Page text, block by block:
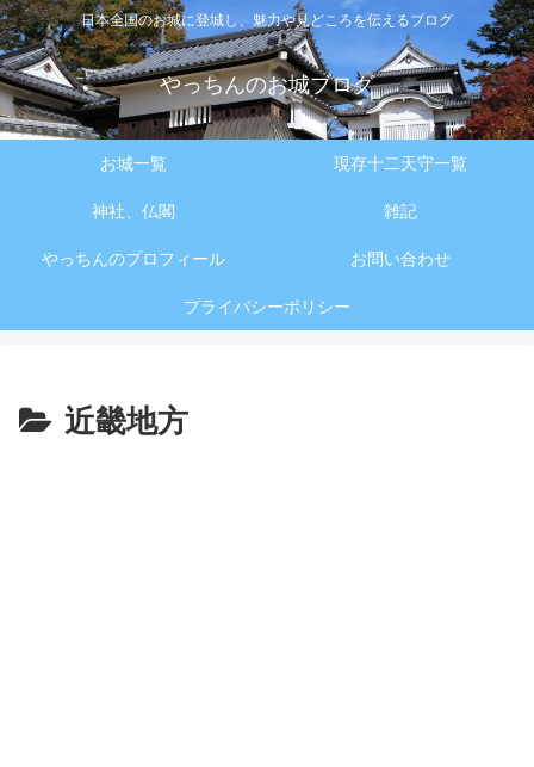
日本全国のお城に登城し、魅力や見どころを伝えるブログ
やっちんのお城ブログ
お城一覧 現存十二天守一覧
神社、仏閣 雑記
やっちんのプロフィール お問い合わせ
プライバシーポリシー
近畿地方